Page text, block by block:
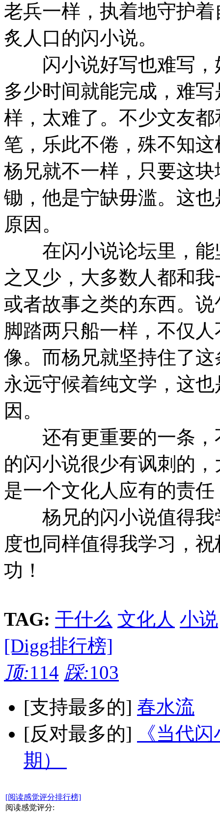
老兵一样，执着地守护
炙人口的闪小说。
闪小说好写也难写，
多少时间就能完成，难
样，太难了。不少文友
笔，乐此不倦，殊不知
杨兄就不一样，只要这
锄，他是宁缺毋滥。这
原因。
在闪小说论坛里，能
之又少，大多数人都和
或者故事之类的东西。
脚踏两只船一样，不仅
像。而杨兄就坚持住了
永远守候着纯文学，这
因。
还有更重要的一条，
的闪小说很少有讽刺的
是一个文化人应有的责
杨兄的闪小说值得我
度也同样值得我学习，
功！
TAG: 干什么 文化人 小说
[Digg排行榜]
顶:114 踩:103
[支持最多的] 春水流
[反对最多的]
《当代
期）
[阅读感觉评分排行榜]
阅读感觉评分: